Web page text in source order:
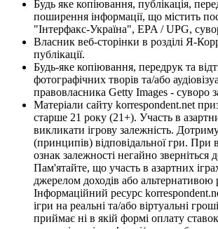
Будь яке копіювання, публікація,
поширення інформації, що містить
"Інтерфакс-Україна", EPA / UPG,
Власник веб-сторінки в розділі Я-
публікації.
Будь-яке копіювання, передрук та
фотографічних творів та/або
правовласника Getty Images - суворо
Матеріали сайту korrespondent.net
старше 21 року (21+). Участь в
викликати ігрову залежність.
(принципів) відповідальної гри. При
ознак залежності негайно зверніться
Пам'ятайте, що участь в азартних
джерелом доходів або альтернативою
Інформаційний ресурс
ігри на реальні та/або віртуальні
приймає ні в якій формі оплату